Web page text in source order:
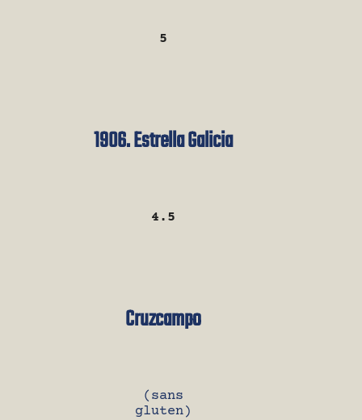
5
1906. Estrella Galicia
4.5
Cruzcampo
(sans
gluten)